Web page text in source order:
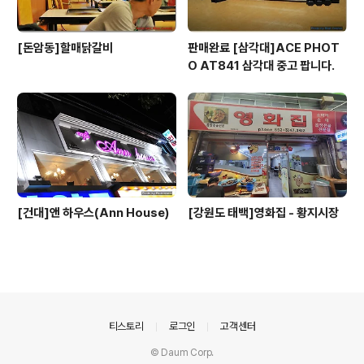
[돈암동]할매닭갈비
판매완료 [삼각대]ACE PHOT
O AT841 삼각대 중고 팝니다.
[건대]앤 하우스(Ann House) [강원도 태백]영화집 - 황지시장
티스토리 로그인 고객센터
© Daum Corp.